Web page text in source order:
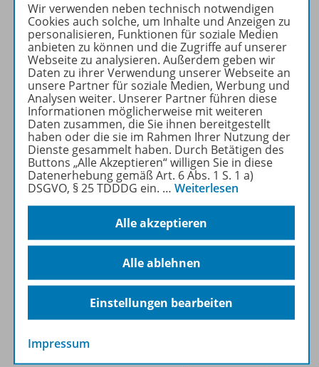
Ihren Unterricht aktuell und
einfach zu gestalten. Jede
Woche drei bis vier
Neuerscheinungen mit
großem Online Archiv.
Mehr erfahren
Informationen
Spar-Pakete
Wir verwenden neben technisch notwendigen
Cookies auch solche, um Inhalte und Anzeigen zu
personalisieren, Funktionen für soziale Medien
anbieten zu können und die Zugriffe auf unserer
Webseite zu analysieren. Außerdem geben wir
Daten zu ihrer Verwendung unserer Webseite an
unsere Partner für soziale Medien, Werbung und
Analysen weiter. Unserer Partner führen diese
Informationen möglicherweise mit weiteren
Daten zusammen, die Sie ihnen bereitgestellt
haben oder die sie im Rahmen Ihrer Nutzung der
Dienste gesammelt haben. Durch Betätigen des
Buttons „Alle Akzeptieren“ willigen Sie in diese
Datenerhebung gemäß Art. 6 Abs. 1 S. 1 a)
DSGVO, § 25 TDDDG ein. … Weiterlesen
Alle akzeptieren
Alle ablehnen
Einstellungen bearbeiten
Impressum